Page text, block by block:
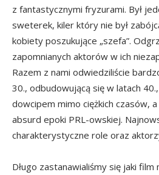
z fantastycznymi fryzurami. Był
sweterek, kiler który nie był
kobiety poszukujące „szefa”.
zapomnianych aktorów w ich
Razem z nami odwiedziliście
30., odbudowującą się w latach
dowcipem mimo ciężkich czasów,
absurd epoki PRL-owskiej.
charakterystyczne role oraz
Długo zastanawialiśmy się jaki film